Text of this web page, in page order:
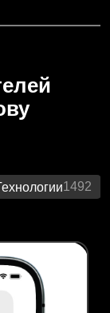
1492